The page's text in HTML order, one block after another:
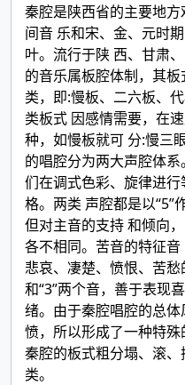
秦腔是陕西省的主要地
间音 乐和宋、金、元时
叶。流行于陕 西、甘肃
的音乐属板腔体制，其
类，即:慢板、二六板、
类板式 因感情需要，在
种，如慢板就可 分:慢三
的唱腔分为两大声腔体
们在调式色彩、旋律进
格。两类 声腔都是以“5”
但对主音的支持 和倾向
各不相同。苦音的特征音
悲哀、凄楚、愤恨、苦
和“3”两个音，善于表现
绪。由于秦腔唱腔的总
愤，所以形成了一种特殊
秦腔的板式粗分塌、滚
类。